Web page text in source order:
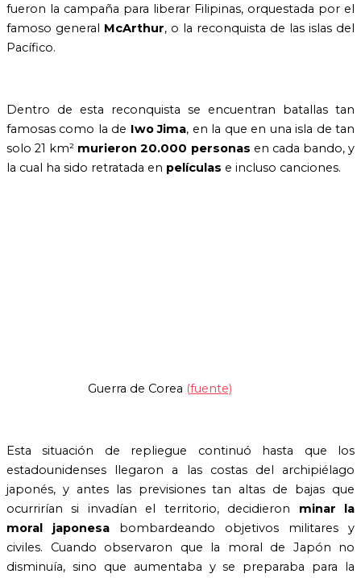
fueron la campaña para liberar Filipinas, orquestada por el
famoso general McArthur, o la reconquista de las islas del
Pacífico.
Dentro de esta reconquista se encuentran batallas tan
famosas como la de Iwo Jima, en la que en una isla de tan
solo 21 km² murieron 20.000 personas en cada bando, y
la cual ha sido retratada en películas e incluso canciones.
Guerra de Corea (fuente)
Esta situación de repliegue continuó hasta que los
estadounidenses llegaron a las costas del archipiélago
japonés, y antes las previsiones tan altas de bajas que
ocurrirían si invadían el territorio, decidieron minar la
moral
japonesa bombardeando objetivos militares y
civiles. Cuando observaron que la moral de Japón no
disminuía, sino que aumentaba y se preparaba para la